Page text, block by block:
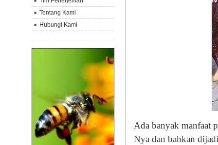
Ada banyak manfaat
Nya dan bahkan
Tentang Kami
Hubungi Kami